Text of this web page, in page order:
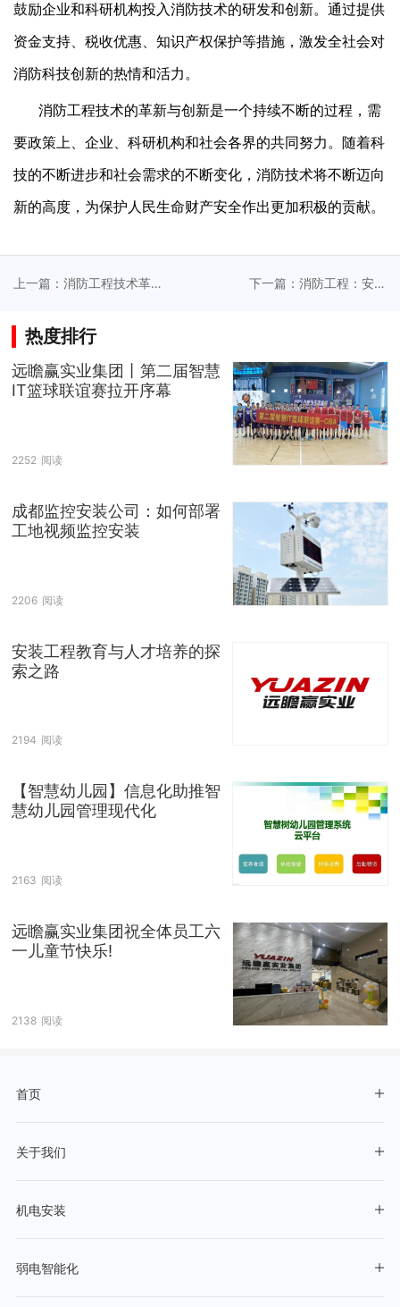
鼓励企业和科研机构投入消防技术的研发和创新。通过提供
资金支持、税收优惠、知识产权保护等措施，激发全社会对
消防科技创新的热情和活力。
消防工程技术的革新与创新是一个持续不断的过程，需
要政策上、企业、科研机构和社会各界的共同努力。随着科
技的不断进步和社会需求的不断变化，消防技术将不断迈向
新的高度，为保护人民生命财产安全作出更加积极的贡献。
上一篇：消防工程技术革
下一篇：消防工程：安全
热度排行
远瞻赢实业集团丨第二届智慧
IT篮球联谊赛拉开序幕
2252 阅读
成都监控安装公司：如何部署
工地视频监控安装
2206 阅读
安装工程教育与人才培养的探
索之路
2194 阅读
【智慧幼儿园】信息化助推智
慧幼儿园管理现代化
2163 阅读
远瞻赢实业集团祝全体员工六
一儿童节快乐!
2138 阅读
首页
关于我们
机电安装
弱电智能化